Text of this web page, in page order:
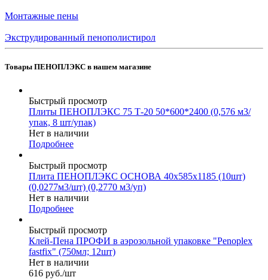
Монтажные пены
Экструдированный пенополистирол
Товары ПЕНОПЛЭКС в нашем магазине
Быстрый просмотр
Плиты ПЕНОПЛЭКС 75 Т-20 50*600*2400 (0,576 м3/
упак, 8 шт/упак)
Нет в наличии
Подробнее
Быстрый просмотр
Плита ПЕНОПЛЭКС ОСНОВА 40х585х1185 (10шт)
(0,0277м3/шт) (0,2770 м3/уп)
Нет в наличии
Подробнее
Быстрый просмотр
Клей-Пена ПРОФИ в аэрозольной упаковке "Penoplex
fastfix" (750мл; 12шт)
Нет в наличии
616 руб./шт